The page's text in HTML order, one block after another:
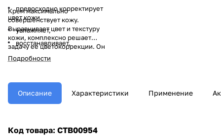
превосходно корректирует
цвет кожи,
увлажняет,
восстанавливает,
омолаживает кожу,
Крем максимально
совершенствует кожу.
Выравнивает цвет и текстуру
кожи, комплексно решает
задачу ее цветокоррекции. Он
мгновенно камуфлирует
несовершенства, превосходно
от воздействия солнечных
лучей, предотвращая
пигментацию, постепенно
кожу.
Подробности
Описание Характеристики Применение
Код товара: CTB00954